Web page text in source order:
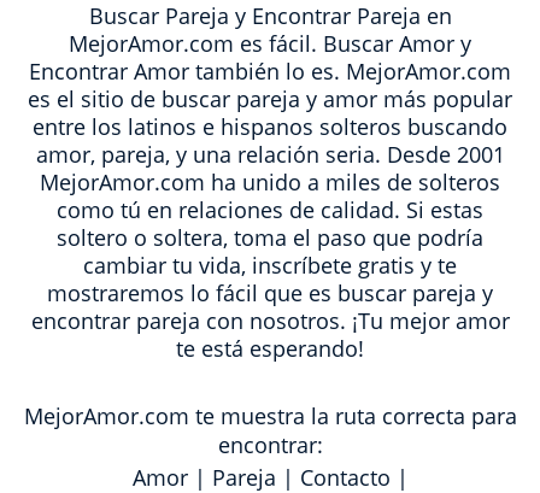
Buscar Pareja y Encontrar Pareja en
MejorAmor.com es fácil. Buscar Amor y
Encontrar Amor también lo es. MejorAmor.com
es el sitio de buscar pareja y amor más popular
entre los latinos e hispanos solteros buscando
amor, pareja, y una relación seria. Desde 2001
MejorAmor.com ha unido a miles de solteros
como tú en relaciones de calidad. Si estas
soltero o soltera, toma el paso que podría
cambiar tu vida, inscríbete gratis y te
mostraremos lo fácil que es buscar pareja y
encontrar pareja con nosotros. ¡Tu mejor amor
te está esperando!
MejorAmor.com te muestra la ruta correcta para
encontrar:
Amor| Pareja | Contacto |